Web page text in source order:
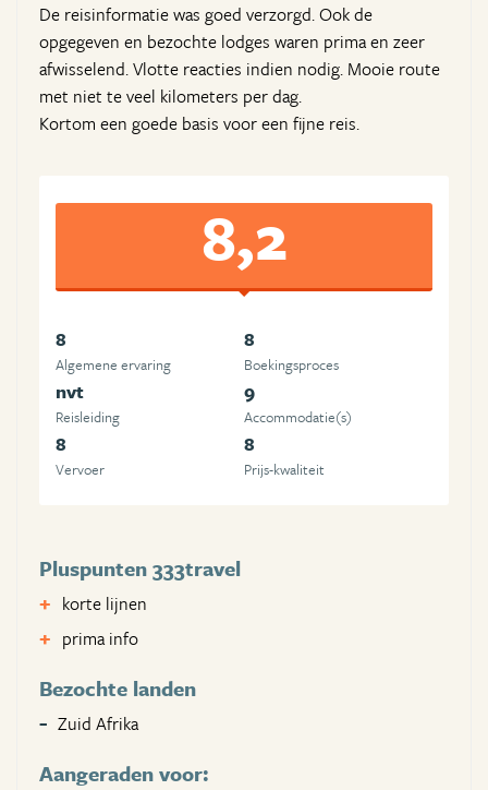
De reisinformatie was goed verzorgd. Ook de
opgegeven en bezochte lodges waren prima en zeer
afwisselend. Vlotte reacties indien nodig. Mooie route
met niet te veel kilometers per dag.
Kortom een goede basis voor een fijne reis.
8,2
8
Algemene ervaring
8
Boekingsproces
nvt
Reisleiding
9
Accommodatie(s)
8
Vervoer
8
Prijs-kwaliteit
Pluspunten 333travel
korte lijnen
prima info
Bezochte landen
Zuid Afrika
Aangeraden voor: